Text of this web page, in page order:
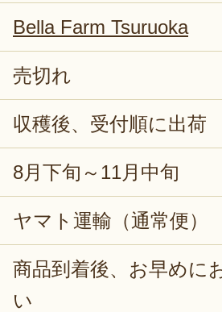
Bella Farm Tsuruoka
売切れ
収穫後、受付順に出荷
8月下旬～11月中旬
ヤマト運輸（通常便）
商品到着後、お早めに
い